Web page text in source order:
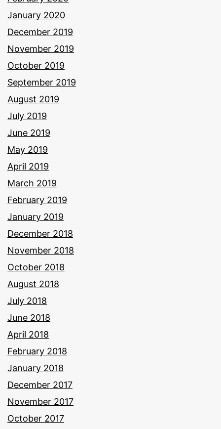
January 2020
December 2019
November 2019
October 2019
September 2019
August 2019
July 2019
June 2019
May 2019
April 2019
March 2019
February 2019
January 2019
December 2018
November 2018
October 2018
August 2018
July 2018
June 2018
April 2018
February 2018
January 2018
December 2017
November 2017
October 2017